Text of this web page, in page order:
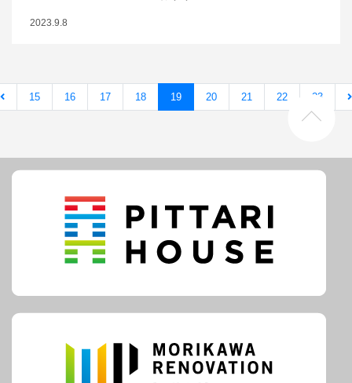
2023.9.8
15 16 17 18 19 20 21 22 23